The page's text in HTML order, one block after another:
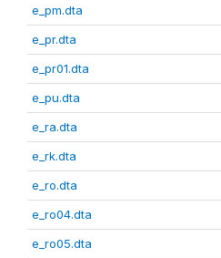
e_pm.dta
e_pr.dta
e_pr01.dta
e_pu.dta
e_ra.dta
e_rk.dta
e_ro.dta
e_ro04.dta
e_ro05.dta